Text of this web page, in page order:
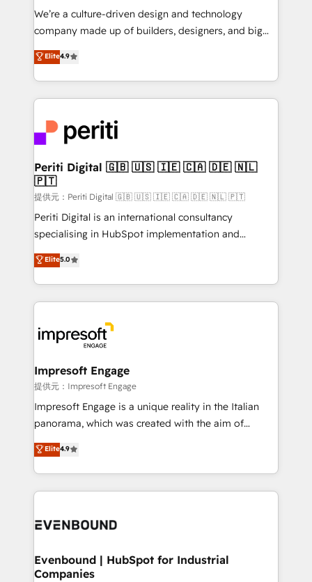
Portuguese, and English to design scalable strategies
that drive measurable growth. 🌎 Highlights: • 10+
Platform Migration Excellence. • Top 3 Partner of the
Year LATAM 2022, 2023, 2024, 2025. • Partner of the
business with HubSpot? Let Cebra’s experts help
you grow faster, smarter, and with impact.
We’re a culture-driven design and technology
company made up of builders, designers, and big
thinkers. We blend strategy, design, and
development—always fueled by curiosity—to turn
ideas, opportunities, and challenges into meaningful
experiences. To us, technology is more than just
and—most importantly—simple. That’s why we lean
into bold ideas and shape them into thoughtful
products and strategies that actually make a
difference.
Elite4.9
Periti Digital 🇬🇧 🇺🇸 🇮🇪 🇨🇦 🇩🇪 🇳🇱
🇵🇹
提供元：Periti Digital 🇬🇧 🇺🇸 🇮🇪 🇨🇦 🇩🇪 🇳🇱 🇵🇹
Periti Digital is an international consultancy
specialising in HubSpot implementation and
Antropic's Claude business transformation, with
offices in Dublin, Munich, Rotterdam, Lisbon, and
New York. We help organisations unlock their full
revenue potential by deeply integrating core
beyond, with HubSpot, and layering Anthropic's
Claude AI across the processes that matter most.
From automating complex workflows to surfacing
insights buried in data, we build intelligent systems
that think, connect, and scale. Our approach goes
beyond configuration. We embed ourselves in our
actually runs, and architect solutions that make
technology work harder — so their people don't
Elite5.0
Impresoft Engage
提供元：Impresoft Engage
Impresoft Engage is a unique reality in the Italian
panorama, which was created with the aim of
putting Customer Experience at the center by
creating digital environments capable of integrating
people, processes and data. We offer the best
digital solutions on the market, ranging from CRM
marketing automation to online and offline sales
allowing companies to optimize processes and meet
the needs of the customer. We are part of Impresoft
Elite4.9
Evenbound | HubSpot for Industrial
Companies